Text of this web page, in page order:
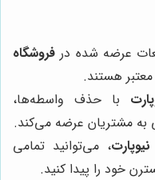
عرضه شده در فروشگاه
هستند.
با حذف واسطه‌ها،
به مشتریان عرضه می‌کند.
، می‌توانید تمامی
خود را پیدا کنید.